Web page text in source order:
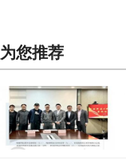
为您推荐